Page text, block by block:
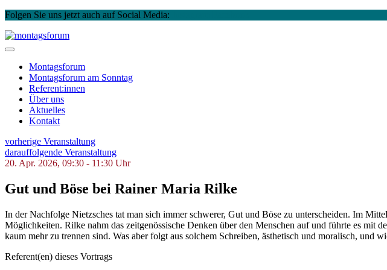
Folgen Sie uns jetzt auch auf Social Media:
Skip
to
Montagsforum
Montagsforum am Sonntag
Referent:innen
Über uns
Aktuelles
Kontakt
vorherige Veranstaltung
darauffolgende Veranstaltung
20. Apr. 2026, 09:30 - 11:30 Uhr
Gut und Böse bei Rainer Maria Rilke
In der Nachfolge Nietzsches tat man sich immer schwerer, Gut und Böse zu unterscheiden. Im
Möglichkeiten. Rilke nahm das zeitgenössische Denken über den Menschen auf und führte es
kaum mehr zu trennen sind. Was aber folgt aus solchem Schreiben, ästhetisch und moralisch, und
Referent(en) dieses Vortrags